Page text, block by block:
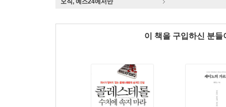
오직, 예스24에서만
이 책을 구입하신 분